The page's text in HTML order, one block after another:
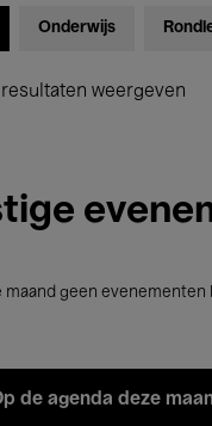
Onderwijs
weergeven
maand geen evenementen
de agenda deze